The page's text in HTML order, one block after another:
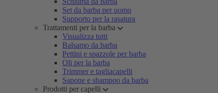
Set da barba per uomo
Supporto per la rasatura
Trattamenti per la barba
Visualizza tutti
Balsamo da barba
Pettini e spazzole per barba
Oli per la barba
Trimmer e tagliacapelli
Sapone e shampoo da barba
Prodotti per capelli